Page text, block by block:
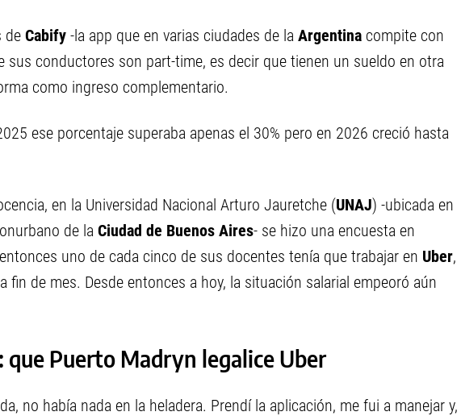
de Cabify -la app que en varias ciudades de la Argentina compite con
sus conductores son part-time, es decir que tienen un sueldo en otra
como ingreso complementario.
ese porcentaje superaba apenas el 30% pero en 2026 creció hasta
en la Universidad Nacional Arturo Jauretche (UNAJ) -ubicada en
de la Ciudad de Buenos Aires- se hizo una encuesta en
uno de cada cinco de sus docentes tenía que trabajar en Uber,
fin de mes. Desde entonces a hoy, la situación salarial empeoró aún
que Puerto Madryn legalice Uber
no había nada en la heladera. Prendí la aplicación, me fui a manejar y,